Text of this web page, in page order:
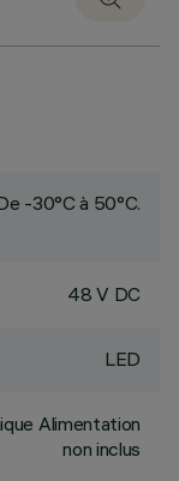
-30°C à 50°C.
48 V DC
LED
Alimentation
non inclus